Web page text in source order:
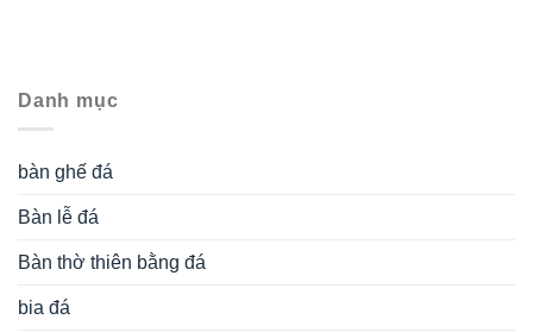
Danh mục
bàn ghế đá
Bàn lễ đá
Bàn thờ thiên bằng đá
bia đá